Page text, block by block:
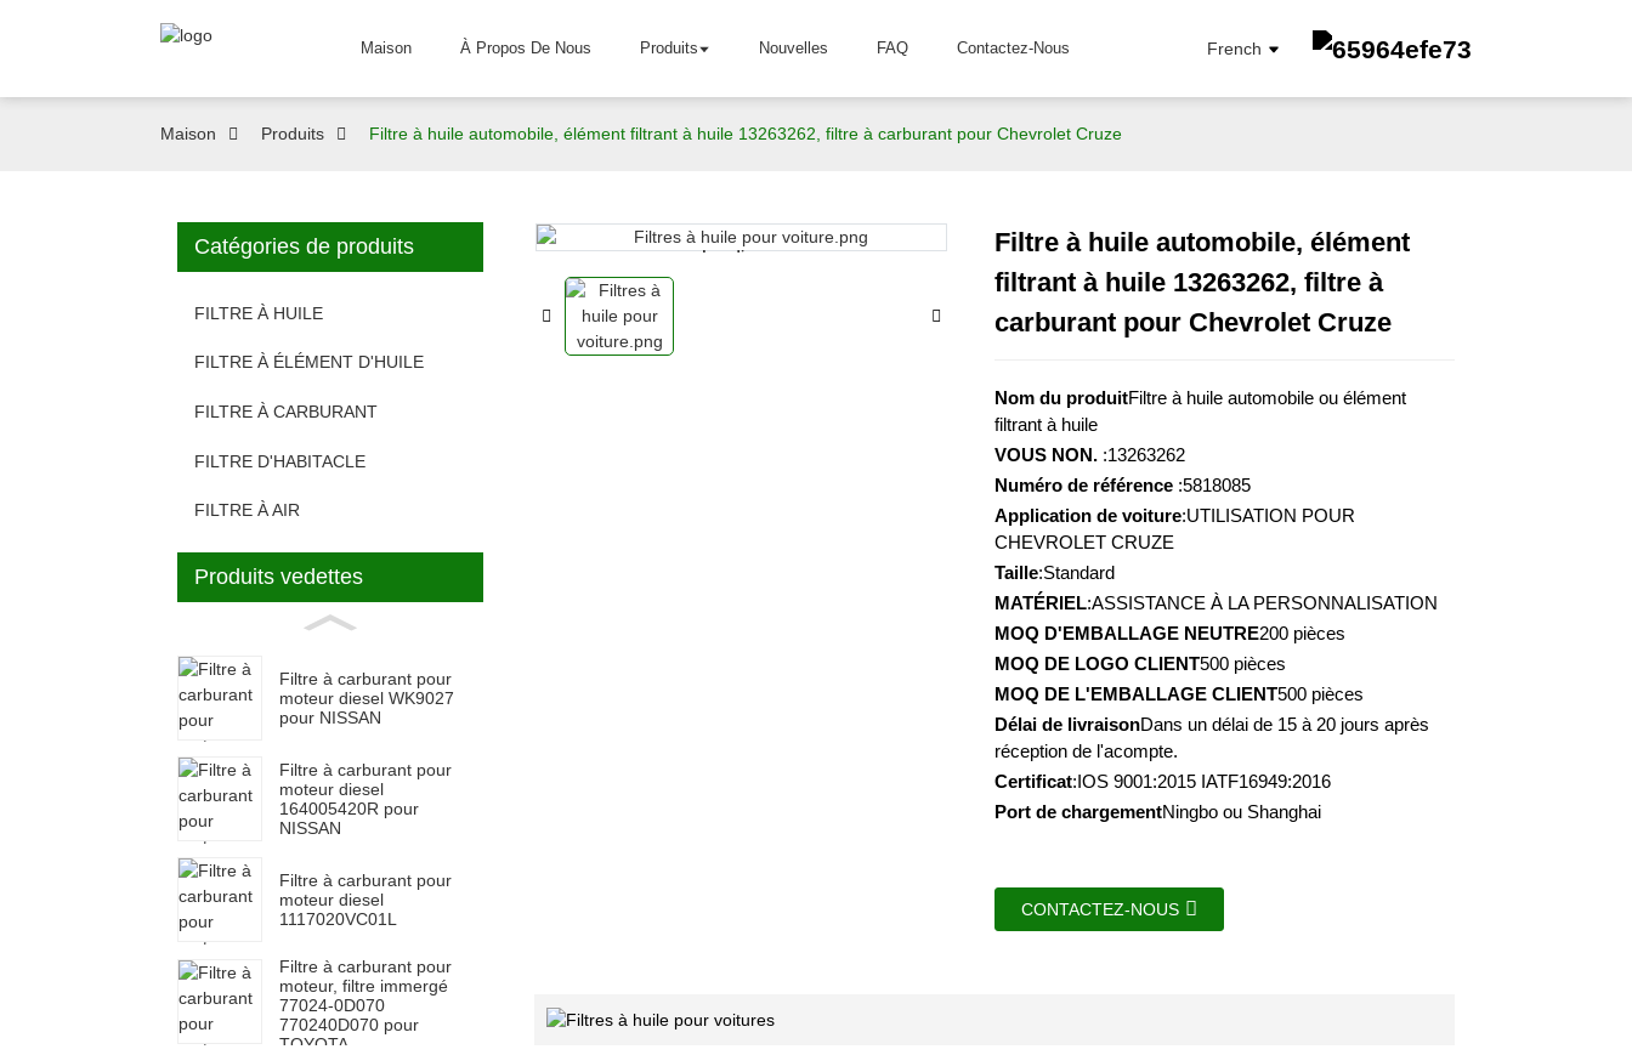
Maison À Propos De Nous Produits Nouvelles FAQ Contactez-Nous French
FILTRE À CARBURANT
FILTRE À ÉLÉMENT D'HUILE
FILTRE À AIR
Maison Produits Filtre à huile automobile, élément filtrant à huile 13263262, filtre à carburant pour Chevrolet Cruze
Catégories de produits
FILTRE À HUILE
FILTRE À ÉLÉMENT D'HUILE
FILTRE À CARBURANT
FILTRE D'HABITACLE
FILTRE À AIR
Produits vedettes
Filtre à carburant pour
moteur diesel WK9027
pour NISSAN
Filtre à carburant pour
moteur diesel
164005420R pour
NISSAN
Filtre à carburant pour
moteur diesel
1117020VC01L
Filtre à carburant pour
moteur, filtre immergé
77024-0D070
770240D070 pour
TOYOTA
Loading...
Loading...
Filtre à huile automobile, élément
filtrant à huile 13263262, filtre à
carburant pour Chevrolet Cruze
Nom du produitFiltre à huile automobile ou élément
filtrant à huile
VOUS NON. :13263262
Numéro de référence :5818085
Application de voiture:UTILISATION POUR
CHEVROLET CRUZE
Taille:Standard
MATÉRIEL:ASSISTANCE À LA PERSONNALISATION
MOQ D'EMBALLAGE NEUTRE200 pièces
MOQ DE LOGO CLIENT500 pièces
MOQ DE L'EMBALLAGE CLIENT500 pièces
Délai de livraisonDans un délai de 15 à 20 jours après
réception de l'acompte.
Certificat:IOS 9001:2015 IATF16949:2016
Port de chargementNingbo ou Shanghai
CONTACTEZ-NOUS